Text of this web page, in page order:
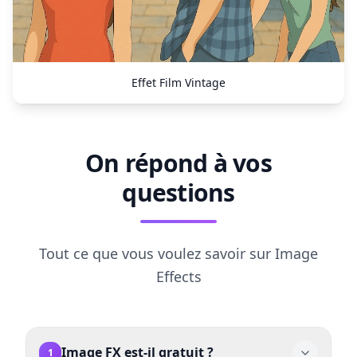
Effet Film Vintage
On répond à vos
questions
Tout ce que vous voulez savoir sur Image
Effects
1 Image FX est-il gratuit ?